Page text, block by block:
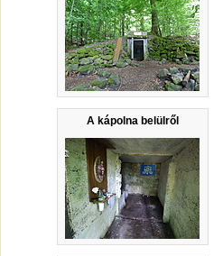
A kápolna belülről